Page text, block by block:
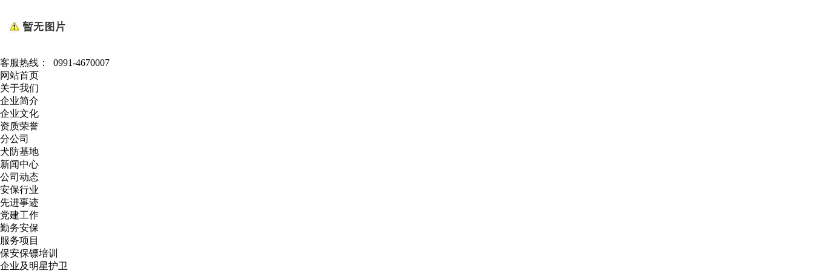
客服热线：
0991-4670007
网站首页
关于我们
企业简介
企业文化
资质荣誉
分公司
犬防基地
新闻中心
公司动态
安保行业
先进事迹
党建工作
勤务安保
服务项目
保安保镖培训
企业及明星护卫